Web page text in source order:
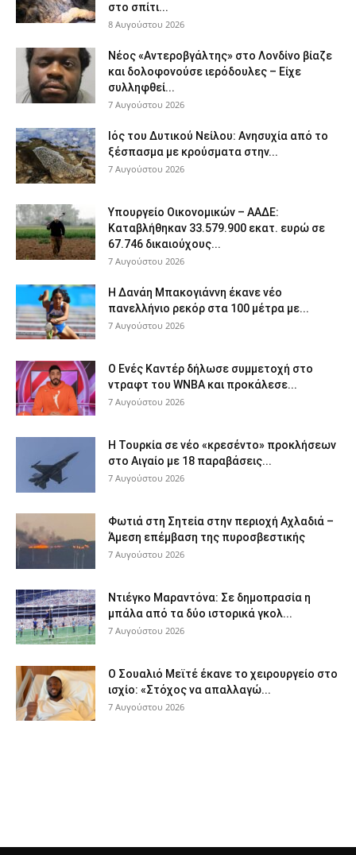
στο σπίτι...
8 Αυγούστου 2026
Νέος «Αντεροβγάλτης» στο Λονδίνο βίαζε
και δολοφονούσε ιερόδουλες – Είχε
συλληφθεί...
7 Αυγούστου 2026
Ιός του Δυτικού Νείλου: Ανησυχία από το
ξέσπασμα με κρούσματα στην...
7 Αυγούστου 2026
Υπουργείο Οικονομικών – ΑΑΔΕ:
Καταβλήθηκαν 33.579.900 εκατ. ευρώ σε
67.746 δικαιούχους...
7 Αυγούστου 2026
Η Δανάη Μπακογιάννη έκανε νέο
πανελλήνιο ρεκόρ στα 100 μέτρα με...
7 Αυγούστου 2026
Ο Ενές Καντέρ δήλωσε συμμετοχή στο
ντραφτ του WNBA και προκάλεσε...
7 Αυγούστου 2026
Η Τουρκία σε νέο «κρεσέντο» προκλήσεων
στο Αιγαίο με 18 παραβάσεις...
7 Αυγούστου 2026
Φωτιά στη Σητεία στην περιοχή Αχλαδιά –
Άμεση επέμβαση της πυροσβεστικής
7 Αυγούστου 2026
Ντιέγκο Μαραντόνα: Σε δημοπρασία η
μπάλα από τα δύο ιστορικά γκολ...
7 Αυγούστου 2026
Ο Σουαλιό Μεϊτέ έκανε το χειρουργείο στο
ισχίο: «Στόχος να απαλλαγώ...
7 Αυγούστου 2026